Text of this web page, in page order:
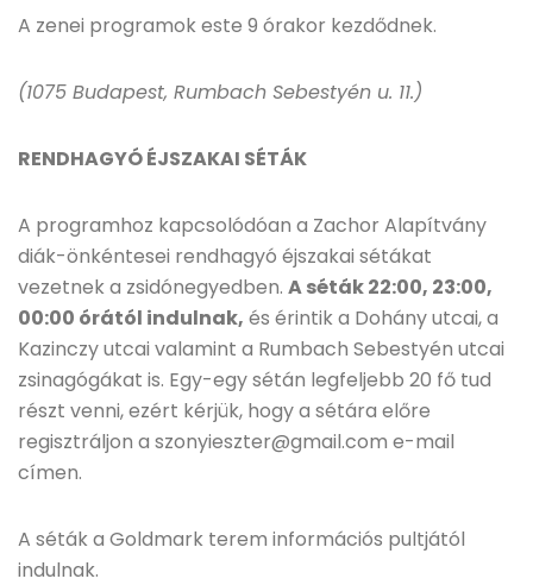
A zenei programok este 9 órakor kezdődnek.
(1075 Budapest, Rumbach Sebestyén u. 11.)
RENDHAGYÓ ÉJSZAKAI SÉTÁK
A programhoz kapcsolódóan a Zachor Alapítvány
diák-önkéntesei rendhagyó éjszakai sétákat
vezetnek a zsidónegyedben. A séták 22:00, 23:00,
00:00 órától indulnak, és érintik a Dohány utcai, a
Kazinczy utcai valamint a Rumbach Sebestyén utcai
zsinagógákat is. Egy-egy sétán legfeljebb 20 fő tud
részt venni, ezért kérjük, hogy a sétára előre
regisztráljon a szonyieszter@gmail.com e-mail
címen.
A séták a Goldmark terem információs pultjától
indulnak.